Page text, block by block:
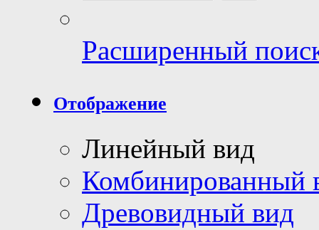
Расширенный
Отображение
Линейный вид
Комбинированный
Древовидный вид